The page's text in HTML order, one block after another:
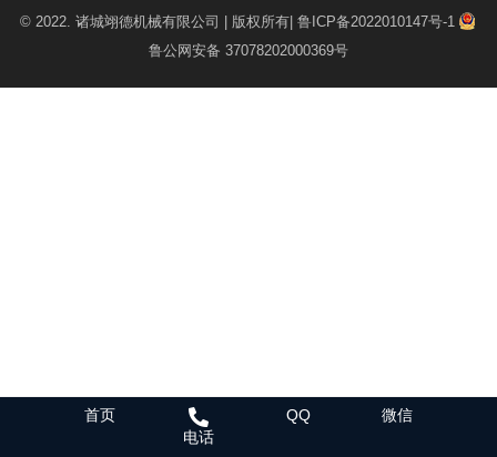
© 2022. 诸城翊德机械有限公司 | 版权所有| 鲁ICP备2022010147号-1
鲁公网安备 37078202000369号
首页
电话
QQ 微信